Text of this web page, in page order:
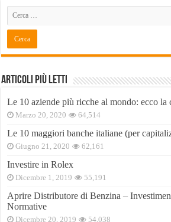
Articoli Più Letti
Le 10 aziende più ricche al mondo: ecco la
Marzo 20, 2020 64,514
Le 10 maggiori banche italiane (per
Giugno 21, 2020 62,161
Investire in Rolex
Dicembre 1, 2019 55,191
Aprire Distributore di Benzina –
Normative
Dicembre 20, 2019 54,038